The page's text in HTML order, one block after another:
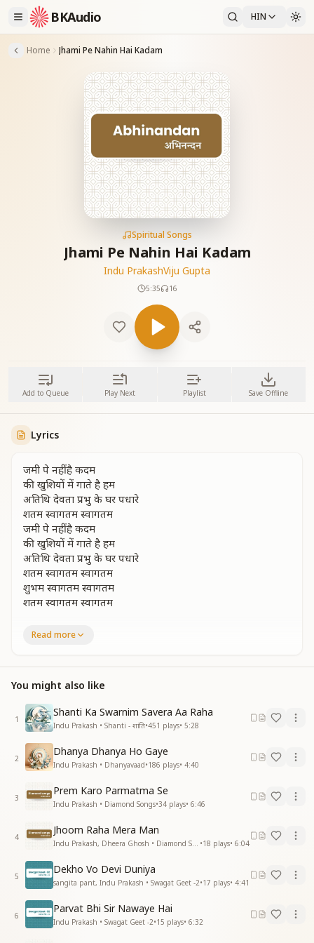
BKAudio HIN
Home Jhami Pe Nahin Hai Kadam
Spiritual Songs
Jhami Pe Nahin Hai Kadam
Indu PrakashViju Gupta
5:35 16
Add to Queue Play Next Playlist Save Offline
Lyrics
जमी पे नहीं है कदम
की खुशियों में गाते है हम
अतिथि देवता प्रभु के घर पधारे
शतम स्वागतम स्वागतम
जमी पे नहीं है कदम
की खुशियों में गाते है हम
अतिथि देवता प्रभु के घर पधारे
शतम स्वागतम स्वागतम
शुभम स्वागतम स्वागतम
शतम स्वागतम स्वागतम
गाती दिशाएं है अाठो प्रहार
गति दिशाएं अाठो प्रहार
नवल प्रात की नवकिरण ने कहा
नवल प्रात की नवकिरण ने कहा
है भाग्य पदमा पदम
जमी पे नहीं है कदम
की खुशियों में गाते है हम
अतिथि देवता प्रभु के घर पधारे
शताम स्वागतम स्वागतम
लहरा रहा है सुखो का समंदर
लहरा रहा है सुखो का समंदर
अन्तर यही गा रहा निरंतर
मूल्यों से महकी प्रभु योजना
मूल्यों से महकी प्रभु योजना
सत्यम शिवम सुंदरम
जमी पे नहीं है कदम
की खुशियों में गाते है हम
अतिथि देवता प्रभु के घर पधारे
Read more
You might also like
1
Shanti Ka Swarnim Savera Aa Raha
Indu Prakash • Shanti - शांति•451 plays• 5:28
2
Dhanya Dhanya Ho Gaye
Indu Prakash • Dhanyavaad•186 plays• 4:40
3
Prem Karo Parmatma Se
Indu Prakash • Diamond Songs•34 plays• 6:46
4
Jhoom Raha Mera Man
•18 plays• 6:04
5
Dekho Vo Devi Duniya
sangita pant, Indu Prakash • Swagat Geet -2•17 plays• 4:41
6
Parvat Bhi Sir Nawaye Hai
Indu Prakash • Swagat Geet -2•15 plays• 6:32